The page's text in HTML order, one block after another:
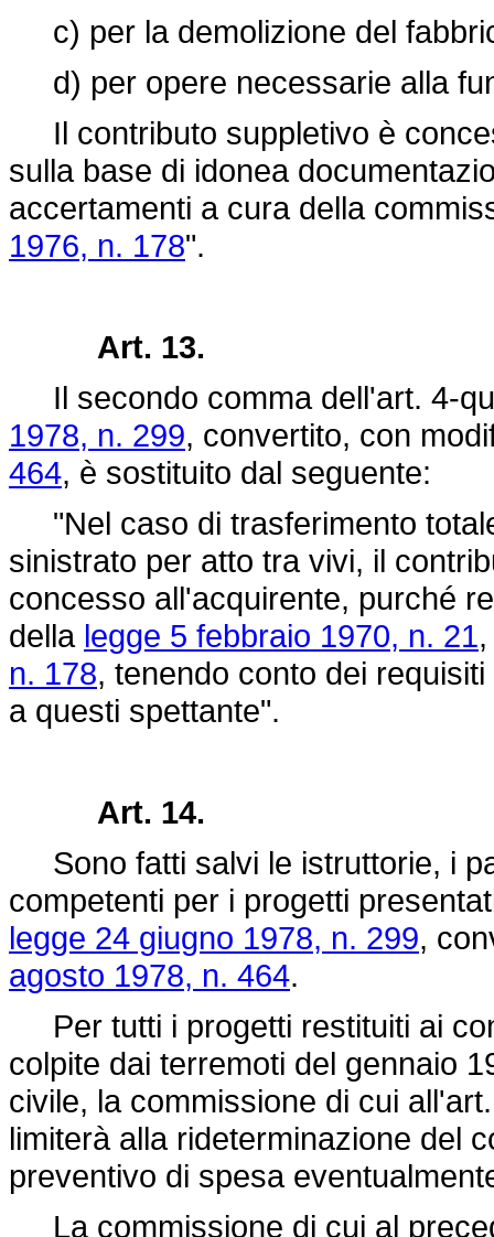
c) per la demolizione del
d) per opere necessarie alla
Il contributo suppletivo è
sulla base di idonea
accertamenti a cura della
1976, n. 178".
Art. 13.
Il secondo comma dell'art. 4-
1978, n. 299, convertito, con
464, è sostituito dal seguente:
"Nel caso di trasferimento
sinistrato per atto tra vivi, il
concesso all'acquirente, purché
della legge 5 febbraio 1970, n. 21
n. 178, tenendo conto dei
a questi spettante".
Art. 14.
Sono fatti salvi le istruttorie, i
competenti per i progetti
legge 24 giugno 1978, n. 299,
agosto 1978, n. 464.
Per tutti i progetti restituiti ai
colpite dai terremoti del gennaio
civile, la commissione di cui
limiterà alla rideterminazione del
preventivo di spesa
La commissione di cui al